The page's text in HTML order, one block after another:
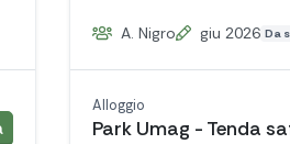
alloggio
A. Nigro giu 2026 Da
Park Umag - Tenda
Alloggio